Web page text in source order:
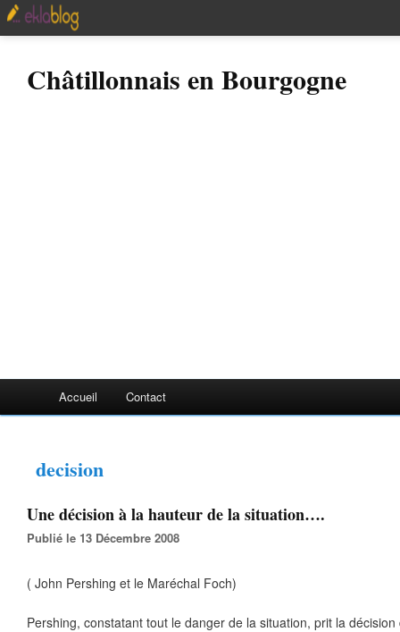
Châtillonnais en Bourgogne
Accueil Contact
decision
Une décision à la hauteur de la situation….
Publié le 13 Décembre 2008
( John Pershing et le Maréchal Foch)
Pershing, constatant tout le danger de la situation, prit la